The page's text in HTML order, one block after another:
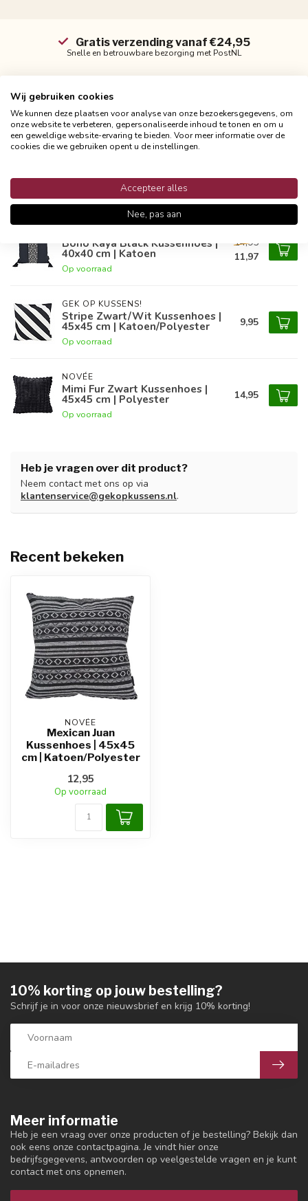
Gratis verzending vanaf €24,95
Snelle en betrouwbare bezorging met PostNL
Productomschrijving
Gerelateerde producten
Boho Kaya Black Kussenhoes |
40x40 cm | Katoen
Op voorraad
14,95
11,97
GEK OP KUSSENS!
Stripe Zwart/Wit Kussenhoes |
45x45 cm | Katoen/Polyester
Op voorraad
9,95
NOVÉE
Mimi Fur Zwart Kussenhoes |
45x45 cm | Polyester
Op voorraad
14,95
Heb je vragen over dit product?
Neem contact met ons op via
klantenservice@gekopkussens.nl.
Recent bekeken
NOVÉE
Mexican Juan
Kussenhoes | 45x45
cm | Katoen/Polyester
12,95
Op voorraad
Meer informatie
Heb je een vraag over onze producten of je bestelling? Bekijk dan
ook eens onze contactpagina. Je vindt hier onze
bedrijfsgegevens, antwoorden op veelgestelde vragen en je kunt
contact met ons opnemen.
10% korting op jouw bestelling?
Schrijf je in voor onze nieuwsbrief en krijg 10% korting!
Wij gebruiken cookies
We kunnen deze plaatsen voor analyse van onze bezoekersgegevens, om
onze website te verbeteren, gepersonaliseerde inhoud te tonen en om u
een geweldige website-ervaring te bieden. Voor meer informatie over de
cookies die we gebruiken opent u de instellingen.
Accepteer alles
Nee, pas aan